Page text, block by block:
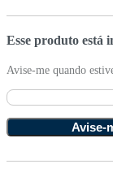
Esse produto está
Avise-me quando
Avise-